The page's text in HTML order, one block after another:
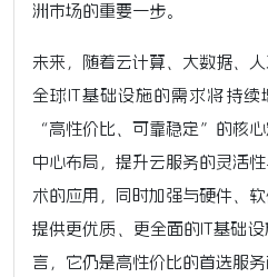
洲市场的重要一步。
未来，随着云计算、大数据、
全球IT基础设施的需求将持
“高性价比、可靠稳定”的核
中心布局，提升云服务的灵活
术的应用，同时加强与硬件、
提供更优质、更全面的IT基础
言，它仍是高性价比的首选服